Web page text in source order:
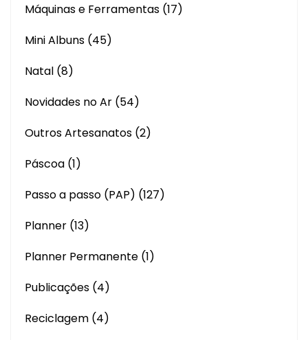
Máquinas e Ferramentas (17)
Mini Albuns (45)
Natal (8)
Novidades no Ar (54)
Outros Artesanatos (2)
Páscoa (1)
Passo a passo (PAP) (127)
Planner (13)
Planner Permanente (1)
Publicações (4)
Reciclagem (4)